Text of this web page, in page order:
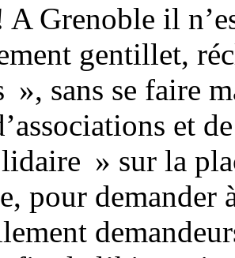
A Grenoble il
gentillet,
», sans se faire
et
» sur la
pour demander